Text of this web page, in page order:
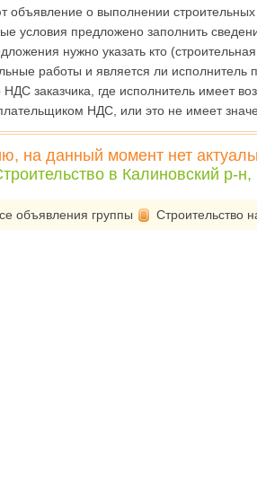
объявление о выполнении строительных
условия предложено заполнить
нужно указать кто
работы и является ли
заказчика, где исполнитель имеет
НДС, или это не имеет
на данный момент нет
в Калиновский р-
объявления группы Строительство